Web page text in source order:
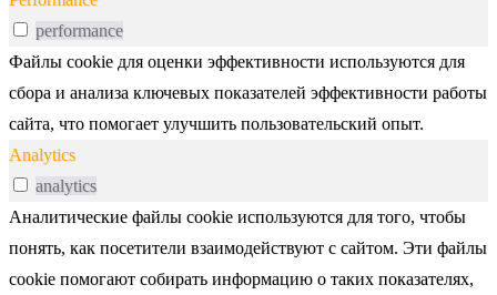
performance
Файлы cookie для оценки эффективности используются для
сбора и анализа ключевых показателей эффективности работы
сайта, что помогает улучшить пользовательский опыт.
Analytics
analytics
Аналитические файлы cookie используются для того, чтобы
понять, как посетители взаимодействуют с сайтом. Эти файлы
cookie помогают собирать информацию о таких показателях,